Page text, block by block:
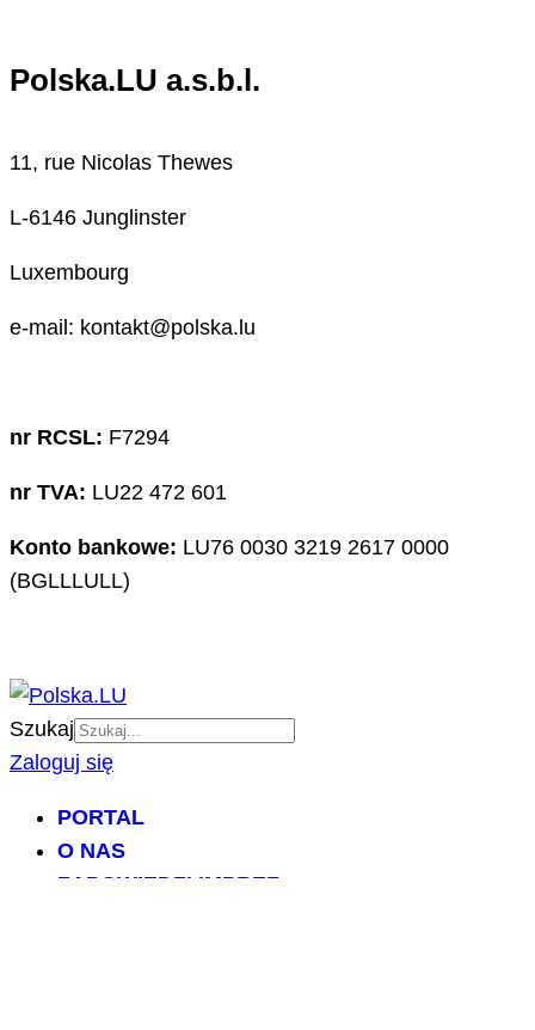
Polska.LU a.s.b.l.
11, rue Nicolas Thewes
L-6146 Junglinster
Luxembourg
e-mail: kontakt@polska.lu
nr RCSL: F7294
nr TVA: LU22 472 601
Konto bankowe: LU76 0030 3219 2617 0000
(BGLLLULL)
Szukaj
Zaloguj się
PORTAL
O NAS
ZAPOWIEDZI IMPREZ